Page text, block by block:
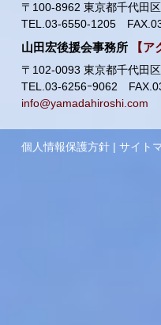
〒100-8962 東京都千代田
TEL.03-6550-1205
山田宏後援会事務所 【
〒102-0093 東京都千代田
TEL.03-6256ｰ9062
info@yamadahiroshi.com
個人情報保護方針 |サイト